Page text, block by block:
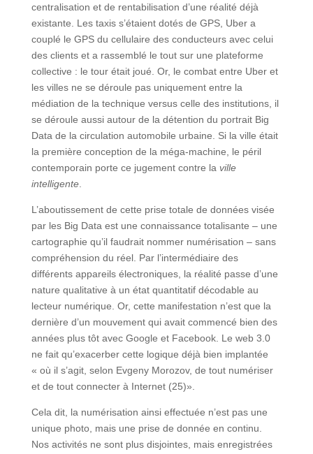
centralisation et de rentabilisation d’une réalité déjà
existante. Les taxis s’étaient dotés de GPS, Uber a
couplé le GPS du cellulaire des conducteurs avec celui
des clients et a rassemblé le tout sur une plateforme
collective : le tour était joué. Or, le combat entre Uber et
les villes ne se déroule pas uniquement entre la
médiation de la technique versus celle des institutions, il
se déroule aussi autour de la détention du portrait Big
Data de la circulation automobile urbaine. Si la ville était
la première conception de la méga-machine, le péril
contemporain porte ce jugement contre la ville
intelligente.
L’aboutissement de cette prise totale de données visée
par les Big Data est une connaissance totalisante – une
cartographie qu’il faudrait nommer numérisation – sans
compréhension du réel. Par l’intermédiaire des
différents appareils électroniques, la réalité passe d’une
nature qualitative à un état quantitatif décodable au
lecteur numérique. Or, cette manifestation n’est que la
dernière d’un mouvement qui avait commencé bien des
années plus tôt avec Google et Facebook. Le web 3.0
ne fait qu’exacerber cette logique déjà bien implantée
« où il s’agit, selon Evgeny Morozov, de tout numériser
et de tout connecter à Internet (25)».
Cela dit, la numérisation ainsi effectuée n’est pas une
unique photo, mais une prise de donnée en continu.
Nos activités ne sont plus disjointes, mais enregistrées